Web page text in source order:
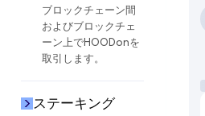
ブロックチェーン間
およびブロックチェ
ーン上でHOODonを
取引します。
ステーキング